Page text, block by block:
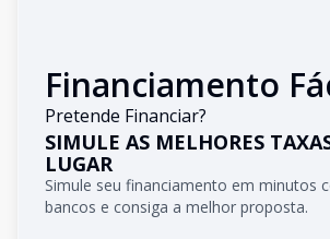
Financiamento
Pretende Financiar?
SIMULE AS MELHORES
LUGAR
Simule seu financiamento em minutos
bancos e consiga a melhor proposta.